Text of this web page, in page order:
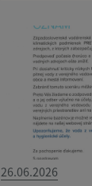
26.06.2026